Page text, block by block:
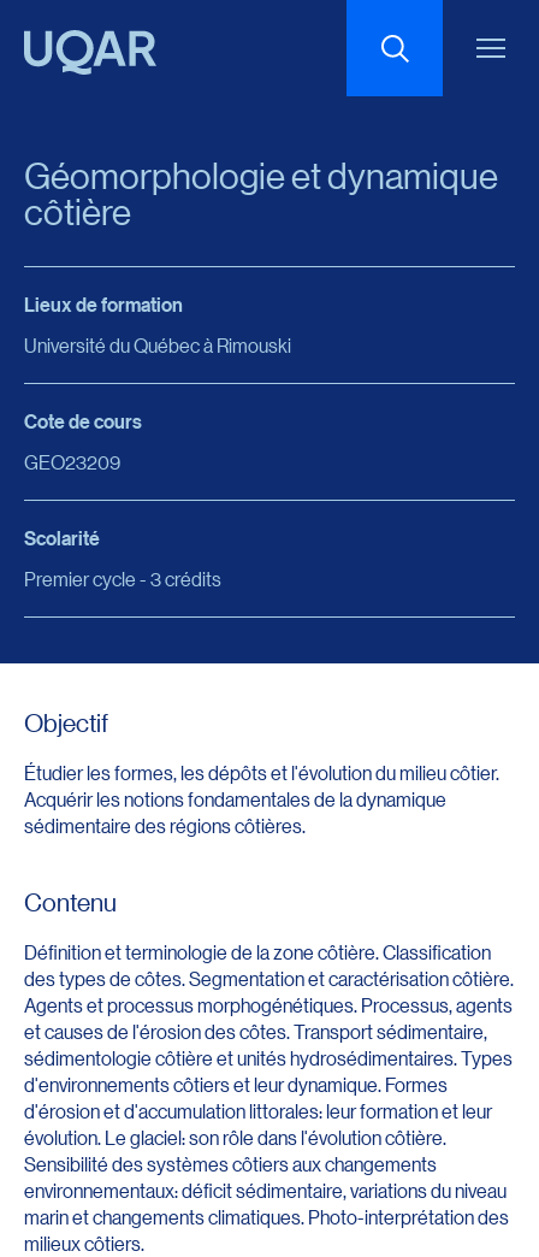
Taille du texte
Interlignage du texte
Espacement du texte
Géomorphologie et dynamique
côtière
Lieux de formation
Université du Québec à Rimouski
Cote de cours
GEO23209
Scolarité
Premier cycle - 3 crédits
Objectif
Étudier les formes, les dépôts et l'évolution du milieu côtier.
Acquérir les notions fondamentales de la dynamique
sédimentaire des régions côtières.
Contenu
Définition et terminologie de la zone côtière. Classification
des types de côtes. Segmentation et caractérisation côtière.
Agents et processus morphogénétiques. Processus, agents
et causes de l'érosion des côtes. Transport sédimentaire,
sédimentologie côtière et unités hydrosédimentaires. Types
d'environnements côtiers et leur dynamique. Formes
d'érosion et d'accumulation littorales: leur formation et leur
évolution. Le glaciel: son rôle dans l'évolution côtière.
Sensibilité des systèmes côtiers aux changements
environnementaux: déficit sédimentaire, variations du niveau
marin et changements climatiques. Photo-interprétation des
milieux côtiers.